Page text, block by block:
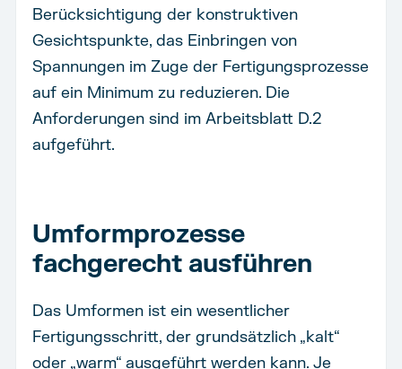
Berücksichtigung der konstruktiven
Gesichtspunkte, das Einbringen von
Spannungen im Zuge der Fertigungsprozesse
auf ein Minimum zu reduzieren. Die
Anforderungen sind im Arbeitsblatt D.2
aufgeführt.
Umformprozesse
fachgerecht ausführen
Das Umformen ist ein wesentlicher
Fertigungsschritt, der grundsätzlich „kalt“
oder „warm“ ausgeführt werden kann. Je